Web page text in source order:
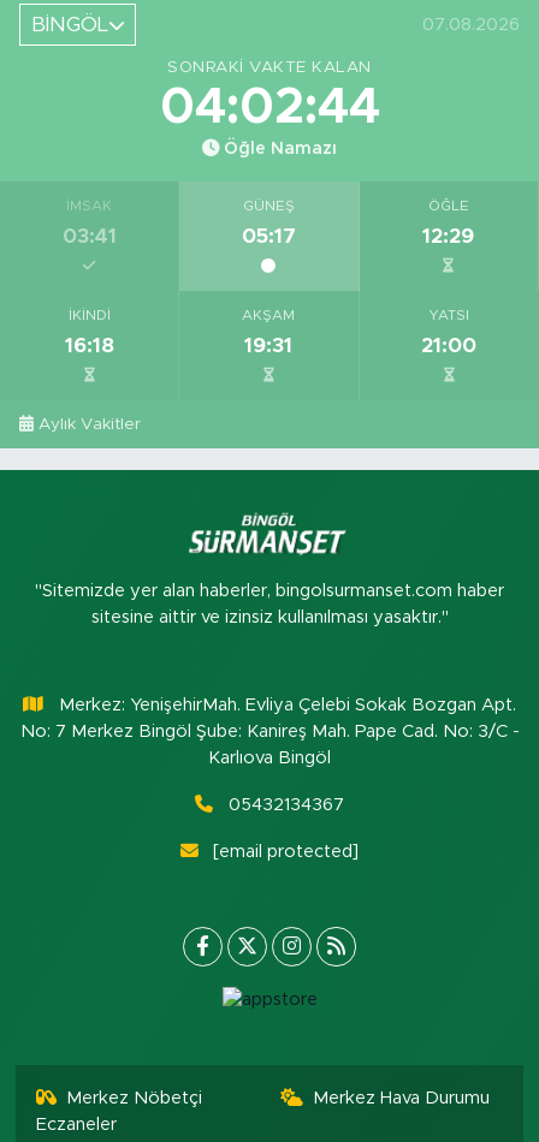
BİNGÖL 07.08.2026
SONRAKI VAKTE KALAN
04:02:43
Öğle Namazı
İMSAK
03:41
GÜNEŞ
05:17
ÖĞLE
12:29
İKINDI
16:18
AKŞAM
19:31
YATSI
21:00
Aylık Vakitler
"Sitemizde yer alan haberler, bingolsurmanset.com haber
sitesine aittir ve izinsiz kullanılması yasaktır."
Merkez: YenişehirMah. Evliya Çelebi Sokak Bozgan Apt.
No: 7 Merkez Bingöl Şube: Kanireş Mah. Pape Cad. No: 3/C -
Karlıova Bingöl
05432134367
[email protected]
Merkez Nöbetçi
Eczaneler
Merkez Hava Durumu